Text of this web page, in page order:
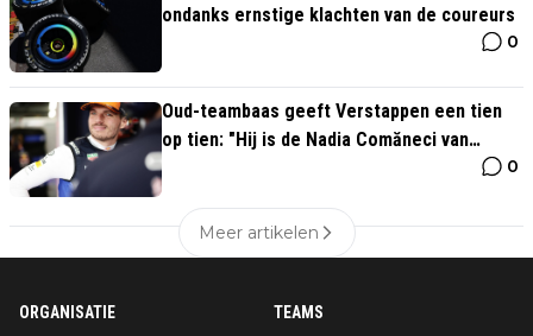
ondanks ernstige klachten van de coureurs
0
Oud-teambaas geeft Verstappen een tien
op tien: "Hij is de Nadia Comăneci van
0
Meer artikelen
ORGANISATIE TEAMS